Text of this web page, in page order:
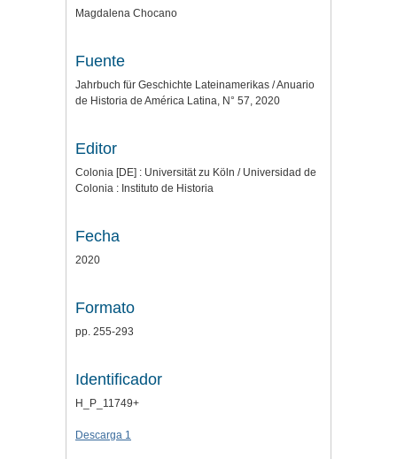
Magdalena Chocano
Fuente
Jahrbuch für Geschichte Lateinamerikas / Anuario
de Historia de América Latina, N° 57, 2020
Editor
Colonia [DE] : Universität zu Köln / Universidad de
Colonia : Instituto de Historia
Fecha
2020
Formato
pp. 255-293
Identificador
H_P_11749+
Descarga 1